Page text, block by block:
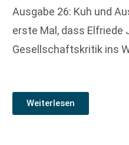
Ausgabe 26: Kuh und
erste Mal, dass Elfriede
Gesellschaftskritik ins
Weiterlesen